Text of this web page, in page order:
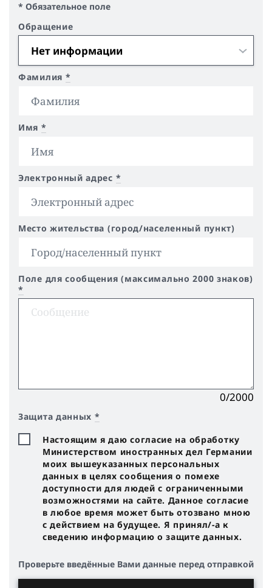
* Обязательное поле
Обращение
Фамилия *
Имя *
Электронный адрес *
Место жительства (город/населенный пункт)
Поле для сообщения (максимально 2000 знаков)
*
0/2000
Защита данных *
Настоящим я даю согласие на обработку
Министерством иностранных дел Германии
моих вышеуказанных персональных
данных в целях сообщения о помехе
доступности для людей с ограниченными
возможностями на сайте. Данное согласие
в любое время может быть отозвано мною
с действием на будущее. Я принял/-a к
сведению информацию о защите данных.
Проверьте введённые Вами данные перед отправкой